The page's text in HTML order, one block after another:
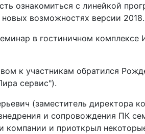
ознакомиться с линейкой
новых возможностях версии 2018.
в гостиничном комплексе
к участникам обратился
сервис").
(заместитель директора
и сопровождения ПК
компании и приоткрыл